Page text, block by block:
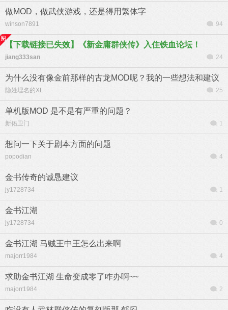
做MOD，做武侠游戏，还是得用繁体字
winson7891 94
【下载链接已失效】《新金庸群侠传》入住铁血论坛！
jiang333san 24
为什么没有像金前那样的古龙MOD呢？我的一些想法和建议
隐姓埋名的XL 25
单机版MOD 是不是有严重的问题？
新佑卫门 1
想问一下关于剧本方面的问题
popodian 4
金书传奇的诚恳建议
jy1728734 1
金书江湖
jy1728734 0
金书江湖 马贼王中王怎么出来啊
majorr1984 4
求助金书江湖 生命变成零了咋办啊~~
majorr1984 2